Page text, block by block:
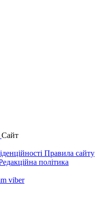
Сайт
Правила сайту
політика
viber